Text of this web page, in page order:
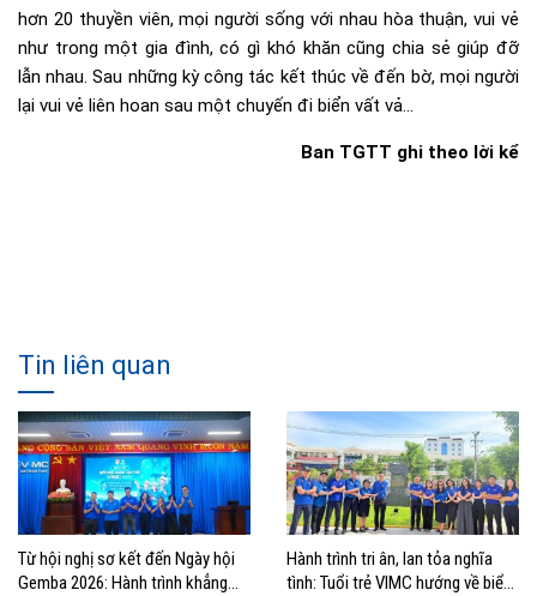
hơn 20 thuyền viên, mọi người sống với nhau hòa thuận, vui vẻ
như trong một gia đình, có gì khó khăn cũng chia sẻ giúp đỡ
lẫn nhau. Sau những kỳ công tác kết thúc về đến bờ, mọi người
lại vui vẻ liên hoan sau một chuyến đi biển vất vả…
Ban TGTT ghi theo lời kể
Tin liên quan
Từ hội nghị sơ kết đến Ngày hội
Gemba 2026: Hành trình khẳng
Hành trình tri ân, lan tỏa nghĩa
tình: Tuổi trẻ VIMC hướng về biển